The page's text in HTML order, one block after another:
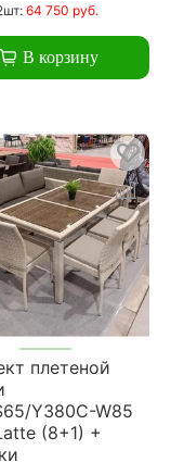
64 750 руб.
В корзину
плетеной
Y380C-W85
(8+1) +